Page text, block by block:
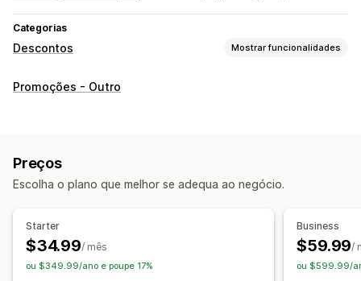
Categorias
Descontos Mostrar funcionalidades
Tipos de descontos
Descontos em percentagem
Preços de grossista Envio gratuito
Taxas de envio
Descontos na finalização da compra
Pacotes de produtos
Preços dinâmicos Descontos personalizados
Promoções - Outro
Preços
Escolha o plano que melhor se adequa ao negócio.
Starter
$34.99/ mês
ou $349.99/ano e poupe 17%
Business
$59.99/
ou $599.99/